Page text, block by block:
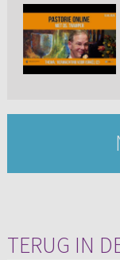
TERUG IN